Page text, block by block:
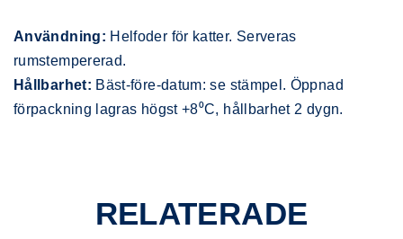
Användning: Helfoder för katter. Serveras
rumstempererad.
Hållbarhet: Bäst-före-datum: se stämpel. Öppnad
förpackning lagras högst +8⁰C, hållbarhet 2 dygn.
RELATERADE